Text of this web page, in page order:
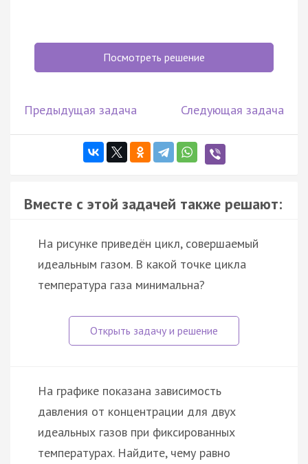
Посмотреть решение
Предыдущая задача Следующая задача
Вместе с этой задачей также решают:
На рисунке приведён цикл, совершаемый
идеальным газом. В какой точке цикла
температура газа минимальна?
На графике показана зависимость
давления от концентрации для двух
идеальных газов при фиксированных
температурах. Найдите, чему равно